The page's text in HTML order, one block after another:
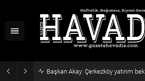
Haziran ayı ilk oturumu tamamlandı